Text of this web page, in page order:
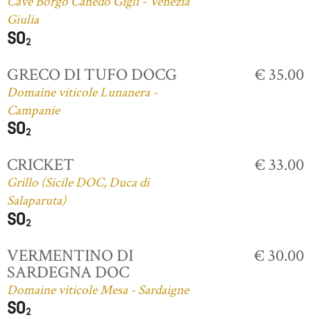
Giulia
GRECO DI TUFO DOCG
Domaine viticole Lunanera -
Campanie
€ 35.00
CRICKET
Grillo (Sicile DOC, Duca di
Salaparuta)
€ 33.00
VERMENTINO DI
SARDEGNA DOC
Domaine viticole Mesa - Sardaigne
€ 30.00